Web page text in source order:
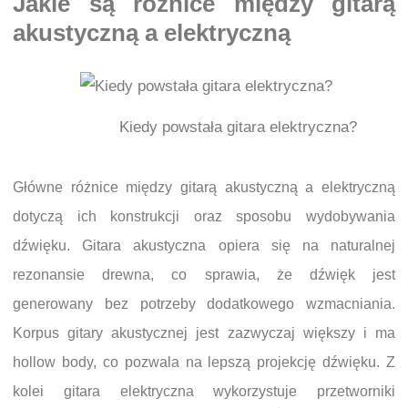
akustyczną a elektryczną
Kiedy powstała gitara elektryczna?
Główne różnice między gitarą akustyczną a elektryczną
dotyczą ich konstrukcji oraz sposobu wydobywania
dźwięku. Gitara akustyczna opiera się na naturalnej
rezonansie drewna, co sprawia, że dźwięk jest
generowany bez potrzeby dodatkowego wzmacniania.
Korpus gitary akustycznej jest zazwyczaj większy i ma
hollow body, co pozwala na lepszą projekcję dźwięku. Z
kolei gitara elektryczna wykorzystuje przetworniki